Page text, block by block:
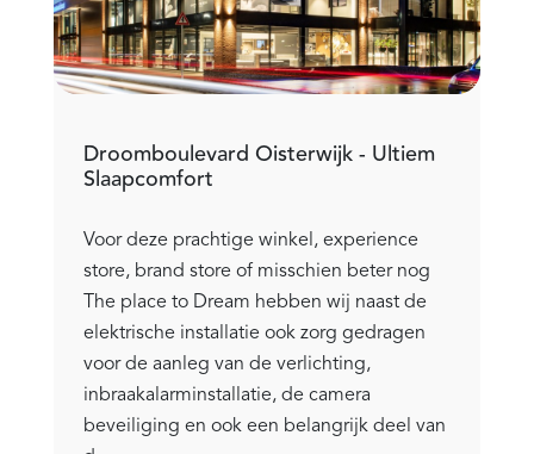
Droomboulevard Oisterwijk - Ultiem
Slaapcomfort
Voor deze prachtige winkel, experience
store, brand store of misschien beter nog
The place to Dream hebben wij naast de
elektrische installatie ook zorg gedragen
voor de aanleg van de verlichting,
inbraakalarminstallatie, de camera
beveiliging en ook een belangrijk deel van